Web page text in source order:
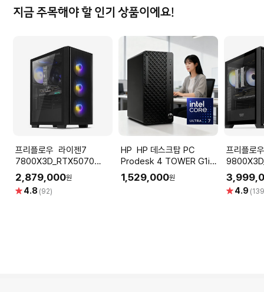
지금 주목해야 할 인기 상품이에요!
프리플로우 라이젠7
7800X3D_RTX5070
12GB 컴퓨터본체 (ULTRA
GAMING X7 A57L) AMD
게이밍컴퓨터 조립PC
2,879,000원
별 4.8 (92)
HP HP 데스크탑 PC
Prodesk 4 TOWER G1i
울트라7 265 OS미포함
1,529,000원
프리플로우 라이
퓨터본체
GAMING
AMD 게
별 4.9